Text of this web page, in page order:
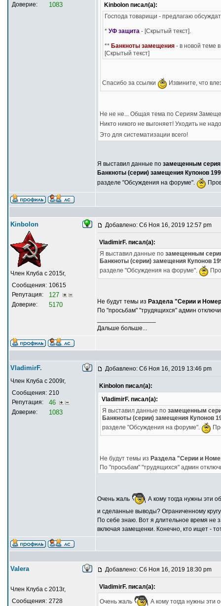
Доверие: 1083
Kinbolon писал(а):
Господа товарищи - предлагаю
* УФ защита - [Скрытый текст].
** Банкноты замещения - в новой теме
[Скрытый текст]
Спасибо за ссылки Извините, что
Не не не... Общая тема по Сериям
Никто никого не выгоняет! Уходить не
Это для систематизации всего!
Я выставил данные по замещенным
Банкноты (серии) замещения Купонов
разделе "Обсуждения на форуме".
Kinbolon
Член Клуба с 2015г,
Сообщения: 10615
Репутация:
127
Доверие: 5170
Добавлено: Сб Ноя 16, 2019 12:57 pm
VladimirF. писал(а):
Я выставил данные по замещенным
Банкноты (серии) замещения Купонов
разделе "Обсуждения на форуме".
Не будут темы из Раздела "Серии и
По "просьбам" "трудящихся" админ
Дальше больше...
VladimirF.
Член Клуба с 2009г,
Сообщения: 210
Репутация:
46
Доверие: 1083
Добавлено: Сб Ноя 16, 2019 13:46 pm
Kinbolon писал(а):
VladimirF. писал(а):
Я выставил данные по замещенным
Банкноты (серии) замещения Купонов
разделе "Обсуждения на форуме".
Не будут темы из Раздела "Серии и
По "просьбам" "трудящихся" админ
Очень жаль
А кому тогда нужны эти
и сделанные выводы? Ограниченному
По себе знаю. Вот я длительное время не
включая замещенки. Конечно, кто ищет -
Valera
Член Клуба с 2013г,
Сообщения: 2728
Добавлено: Сб Ноя 16, 2019 18:30 pm
VladimirF. писал(а):
Очень жаль
А кому тогда нужны эти